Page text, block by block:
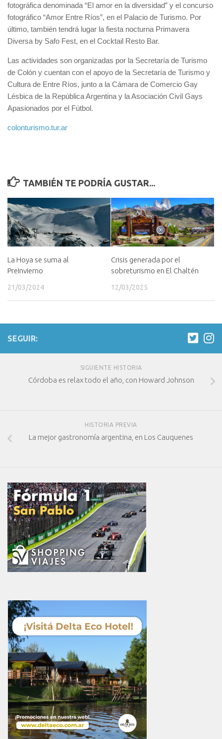
fotográfica denominada “El amor en la diversidad” y el concurso
fotográfico “Amor Entre Ríos”, en el Palacio de Turismo. Por
último, también tendrá lugar la fiesta nocturna Primavera
Diversa by Safo Fest, en el Cocktail Resto Bar.
Las actividades son organizadas por la Secretaría de Turismo
de Colón y cuentan con el apoyo de la Secretaría de Turismo y
Cultura de Entre Ríos, junto a la Cámara de Comercio Gay
Lésbica de la República Argentina y la Asociación Civil Gays
Apasionados por el Fútbol.
colonturismo.tur.ar
TAMBIÉN TE PODRÍA GUSTAR...
La Hoya se suma al
PreInvierno
21/03/2024
Crisis generada por el
sobreturismo en El Chaltén
12/03/2025
SEGUIR:
SIGUIENTE HISTORIA
Córdoba es relax todo el año, con Howard Johnson
HISTORIA PREVIA
La mejor gastronomía argentina, en Los Cauquenes